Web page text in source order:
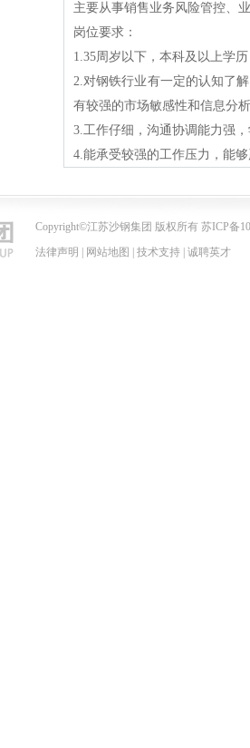
主要从事销售业务风险管控、
岗位要求：
1.35周岁以下，本科及以上学
2.对钢铁行业有一定的认知了
有较强的市场敏感性和信息分
3.工作仔细，沟通协调能力强
4.能承受较强的工作压力，能
Copyright©江苏沙钢集团 版权所有 苏ICP备
法律声明
网站地图 技术支持 诚聘英才